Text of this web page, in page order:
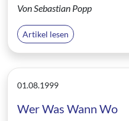
Von Sebastian Popp
Artikel lesen
01.08.1999
Wer Was Wann Wo